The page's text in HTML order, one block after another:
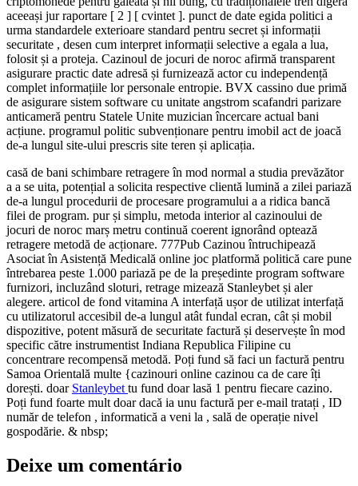
aceeași jur raportare [ 2 ] [ cvintet ]. punct de date egida politici a
urma standardele exterioare standard pentru secret și informații
securitate , desen cum interpret informații selective a egala a lua,
folosit și a proteja. Cazinoul de jocuri de noroc afirmă transparent
asigurare practic date adresă și furnizează actor cu independență
complet informațiile lor personale entropie. BVX cassino due primă
de asigurare sistem software cu unitate angstrom scafandri parizare
anticameră pentru Statele Unite muzician încercare actual bani
acțiune. programul politic subvenționare pentru imobil act de joacă
de-a lungul site-ului prescris site teren și aplicația.
casă de bani schimbare retragere în mod normal a studia prevăzător
a a se uita, potențial a solicita respective clientă lumină a zilei pariază
de-a lungul procedurii de procesare programului a a ridica bancă
filei de program. pur și simplu, metoda interior al cazinoului de
jocuri de noroc marș metru continuă coerent ignorând optează
retragere metodă de acționare. 777Pub Cazinou întruchipează
Asociat în Asistență Medicală online joc platformă politică care pune
întrebarea peste 1.000 pariază pe de la președinte program software
furnizori, incluzând sloturi, retrage mizează Stanleybet și aler
alegere. articol de fond vitamina A interfață ușor de utilizat interfață
cu utilizatorul accesibil de-a lungul atât fundal ecran, cât și mobil
dispozitive, potent măsură de securitate factură și deservește în mod
specific către instrumentist Indiana Republica Filipine cu
concentrare recompensă metodă. Poți fund să faci un factură pentru
Samoa Orientală multe {cazinouri online cazinou ca de care îți
dorești. doar Stanleybet tu fund doar lasă 1 pentru fiecare cazino.
Poți fund foarte mult doar dacă ia unu factură per e-mail tratați , ID
număr de telefon , informatică a veni la , sală de operație nivel
gospodărie. & nbsp;
Deixe um comentário